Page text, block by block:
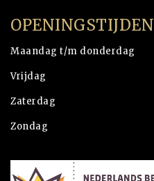
OPENINGSTIJDEN
Maandag t/m donderdag
Vrijdag
Zaterdag
Zondag